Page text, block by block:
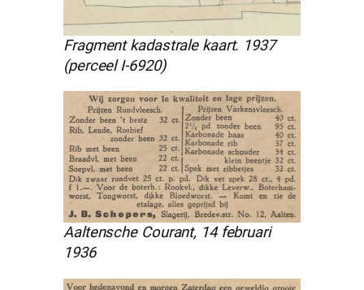
Fragment kadastrale kaart. 1937
(perceel I-6920)
Aaltensche Courant, 14 februari
1936